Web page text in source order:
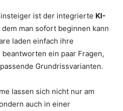
ist der integrierte KI-
dem man sofort beginnen kann
laden einfach ihre
ein paar Fragen,
Grundrissvarianten.
lassen sich nicht nur am
auch in einer